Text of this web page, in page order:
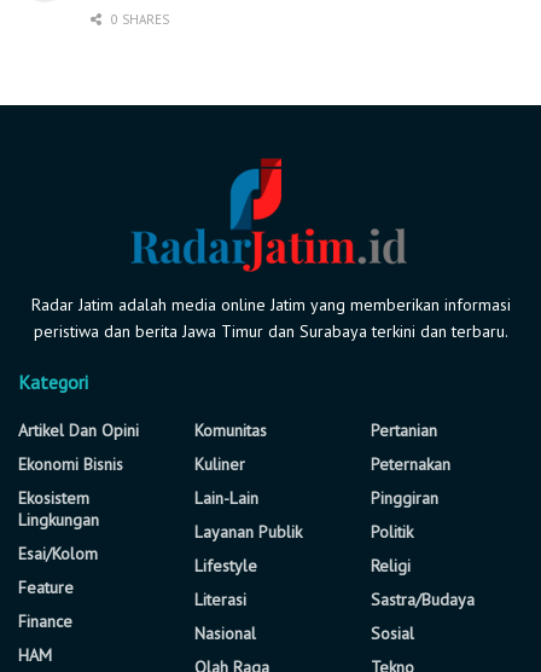
0 SHARES
Radar Jatim adalah media online Jatim yang memberikan informasi
peristiwa dan berita Jawa Timur dan Surabaya terkini dan terbaru.
Kategori
Artikel Dan Opini
Ekonomi Bisnis
Ekosistem
Lingkungan
Esai/Kolom
Feature
Finance
HAM
Komunitas
Kuliner
Lain-Lain
Layanan Publik
Lifestyle
Literasi
Nasional
Olah Raga
Pertanian
Peternakan
Pinggiran
Politik
Religi
Sastra/Budaya
Sosial
Tekno